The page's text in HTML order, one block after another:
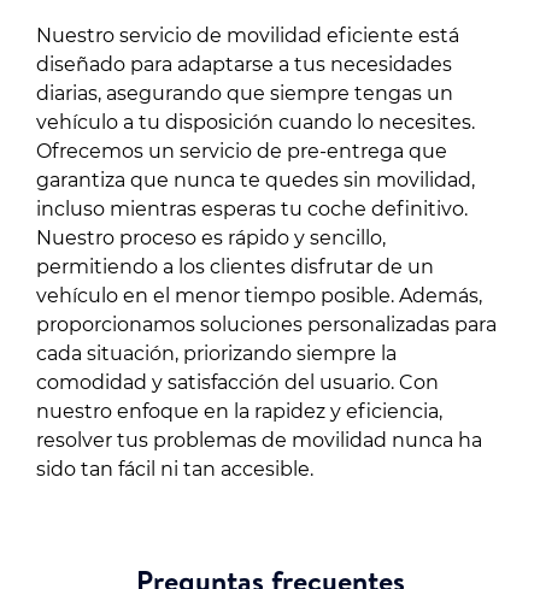
Nuestro servicio de movilidad eficiente está
diseñado para adaptarse a tus necesidades
diarias, asegurando que siempre tengas un
vehículo a tu disposición cuando lo necesites.
Ofrecemos un servicio de pre-entrega que
garantiza que nunca te quedes sin movilidad,
incluso mientras esperas tu coche definitivo.
Nuestro proceso es rápido y sencillo,
permitiendo a los clientes disfrutar de un
vehículo en el menor tiempo posible. Además,
proporcionamos soluciones personalizadas para
cada situación, priorizando siempre la
comodidad y satisfacción del usuario. Con
nuestro enfoque en la rapidez y eficiencia,
resolver tus problemas de movilidad nunca ha
sido tan fácil ni tan accesible.